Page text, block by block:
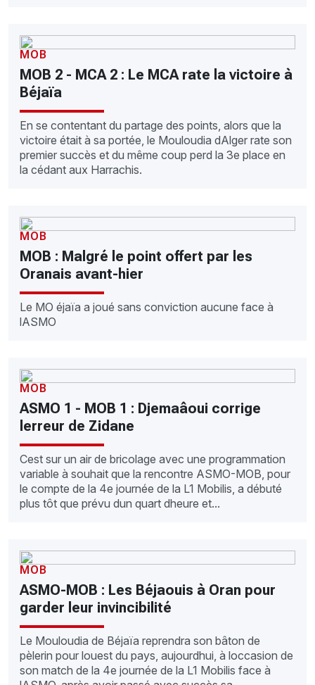
MOB
MOB 2 - MCA 2 : Le MCA rate la victoire à
Béjaïa
En se contentant du partage des points, alors que la
victoire était à sa portée, le Mouloudia dAlger rate son
premier succès et du même coup perd la 3e place en
la cédant aux Harrachis.
MOB
MOB : Malgré le point offert par les
Oranais avant-hier
Le MO éjaïa a joué sans conviction aucune face à
lASMO
MOB
ASMO 1 - MOB 1 : Djemaâoui corrige
lerreur de Zidane
Cest sur un air de bricolage avec une programmation
variable à souhait que la rencontre ASMO-MOB, pour
le compte de la 4e journée de la L1 Mobilis, a débuté
plus tôt que prévu dun quart dheure et...
MOB
ASMO-MOB : Les Béjaouis à Oran pour
garder leur invincibilité
Le Mouloudia de Béjaïa reprendra son bâton de
pèlerin pour louest du pays, aujourdhui, à loccasion de
son match de la 4e journée de la L1 Mobilis face à